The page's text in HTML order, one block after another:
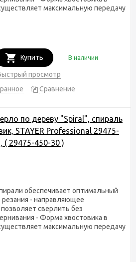
максимальную передачу
Купить В наличии
просмотр
Сравнение
по дереву "Spiral", спираль
STAYER Professional 29475-
( 29475-450-30 )
обеспечивает оптимальный
- направляющее
сверлить без
- Форма хвостовика в
максимальную передачу